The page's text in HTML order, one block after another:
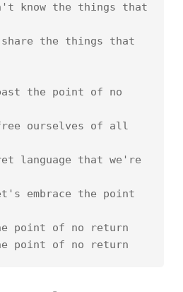
know the things that
the things that
the point of no
ourselves of all
language that we're
embrace the point
point of no return
point of no return